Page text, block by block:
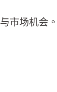
市场机会。